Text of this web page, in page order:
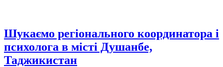
Шукаємо регіонального координатора і
психолога в місті Душанбе,
Таджикистан